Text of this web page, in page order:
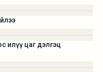
илүү цаг дэлгэц